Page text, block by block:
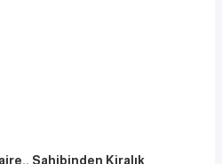
Sahibinden Kiralık